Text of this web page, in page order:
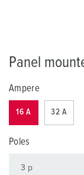
Panel
Ampere
16 A 32 A
Poles